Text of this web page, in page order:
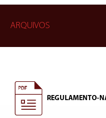
ARQUIVOS
REGULAMENTO-